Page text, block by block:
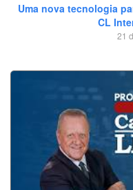
Uma nova tecnologia
CL
21